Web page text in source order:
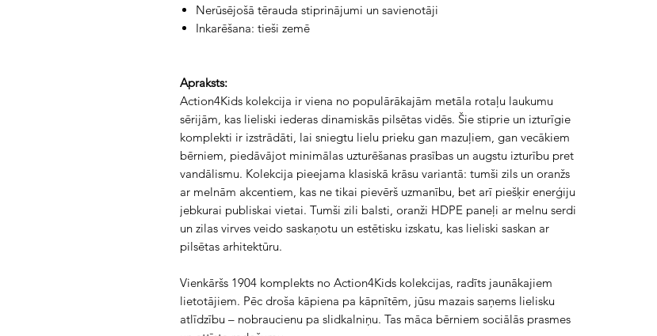
Nerūsējošā tērauda stiprinājumi un savienotāji
Inkarēšana: tieši zemē
Apraksts:
Action4Kids kolekcija ir viena no populārākajām metāla rotaļu laukumu
sērijām, kas lieliski iederas dinamiskās pilsētas vidēs. Šie stiprie un izturīgie
komplekti ir izstrādāti, lai sniegtu lielu prieku gan mazuļiem, gan vecākiem
bērniem, piedāvājot minimālas uzturēšanas prasības un augstu izturību pret
vandālismu. Kolekcija pieejama klasiskā krāsu variantā: tumši zils un oranžs
ar melnām akcentiem, kas ne tikai pievērš uzmanību, bet arī piešķir enerģiju
jebkurai publiskai vietai. Tumši zili balsti, oranži HDPE paneļi ar melnu serdi
un zilas virves veido saskaņotu un estētisku izskatu, kas lieliski saskan ar
pilsētas arhitektūru.
Vienkāršs 1904 komplekts no Action4Kids kolekcijas, radīts jaunākajiem
lietotājiem. Pēc droša kāpiena pa kāpnītēm, jūsu mazais saņems lielisku
atlīdzību – nobraucienu pa slidkalniņu. Tas māca bērniem sociālās prasmes